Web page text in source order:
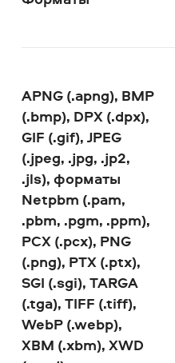
APNG (.apng), BMP
(.bmp), DPX (.dpx),
GIF (.gif), JPEG
(.jpeg, .jpg, .jp2,
.jls), форматы
Netpbm (.pam,
.pbm, .pgm, .ppm),
PCX (.pcx), PNG
(.png), PTX (.ptx),
SGI (.sgi), TARGA
(.tga), TIFF (.tiff),
WebP (.webp),
XBM (.xbm), XWD